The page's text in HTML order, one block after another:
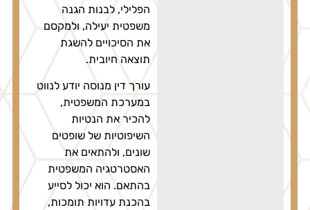
הפלילי, לבנות הגנה
משפטית יעילה, ולמקסם
את הסיכויים להשגת
תוצאה חיובית.
עורך דין מנוסה יודע לנווט
במערכת המשפטית,
להכיר את הנטיות
השיפוטיות של שופטים
שונים, ולהתאים את
האסטרטגיה המשפטית
בהתאם. הוא יכול לסייע
בהכנת עדויות תומכות,